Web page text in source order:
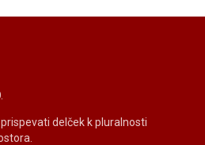
delček k pluralnosti